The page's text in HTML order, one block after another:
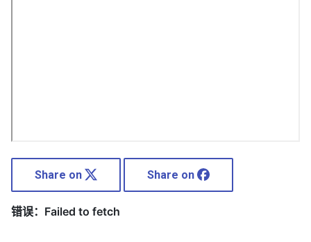
Share on Share on